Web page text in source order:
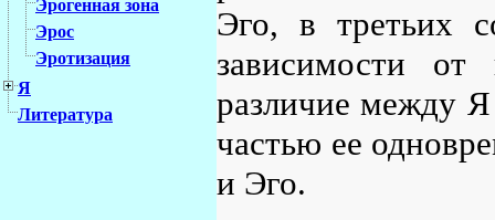
Эрогенная зона
Эрос
Эротизация
Я
Литература
Эго, в третьих
зависимости от
различие между
частью ее
и Эго.